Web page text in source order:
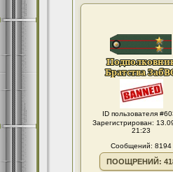
ID пользователя
Зарегистрирован:
21:23
Сообщений: 8194
ПООЩРЕНИЙ: